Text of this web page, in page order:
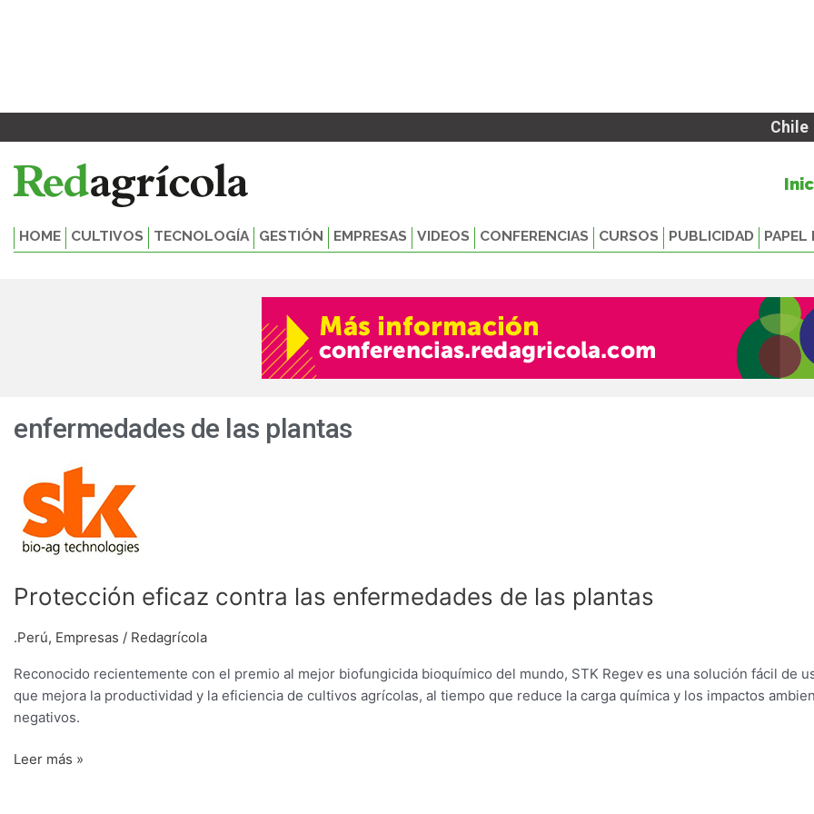
Chile
HOME CULTIVOS TECNOLOGÍA GESTIÓN EMPRESAS VIDEOS CONFERENCIAS CURSOS PUBLICIDAD PAPEL
enfermedades de las plantas
Protección eficaz contra las enfermedades de las plantas
.Perú, Empresas / Redagrícola
Reconocido recientemente con el premio al mejor biofungicida bioquímico del mundo, STK Regev es una solución fácil de
que mejora la productividad y la eficiencia de cultivos agrícolas, al tiempo que reduce la carga química y los impactos
negativos.
Protección
eficaz
contra
las
enfermedades
las
Leer más »